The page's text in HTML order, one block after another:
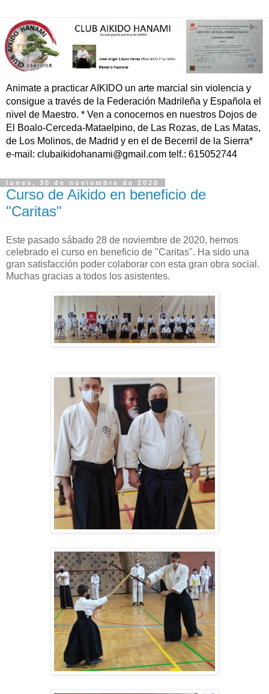
Animate a practicar AIKIDO un arte marcial sin violencia y
consigue a través de la Federación Madrileña y Española el
nivel de Maestro. * Ven a conocernos en nuestros Dojos de
El Boalo-Cerceda-Mataelpino, de Las Rozas, de Las Matas,
de Los Molinos, de Madrid y en el de Becerril de la Sierra*
e-mail: clubaikidohanami@gmail.com telf.: 615052744
lunes, 30 de noviembre de 2020
Curso de Aikido en beneficio de
"Caritas"
Este pasado sábado 28 de noviembre de 2020, hemos
celebrado el curso en beneficio de "Caritas". Ha sido una
gran satisfacción poder colaborar con esta gran obra social.
Muchas gracias a todos los asistentes.